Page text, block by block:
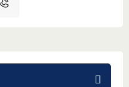
Adaptörler